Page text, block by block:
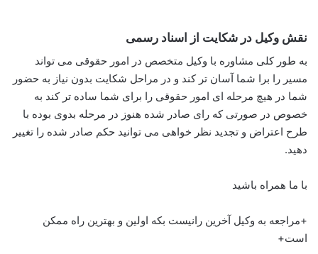
نقش وکیل در شکایت از اسناد رسمی
به طور کلی مشاوره با وکیل متخصص در امور حقوقی می تواند
مسیر را برا شما آسان تر کند و در مراحل شکایت بدون نیاز به حضور
شما در هیچ مرحله ای امور حقوقی را برای شما ساده تر کند به
خصوص در صورتی که رای صادر شده هنوز در مرحله بدوی بوده با
طرح اعتراض و تجدید نظر خواهی می توانید حکم صادر شده را تغییر
دهید.
با ما همراه باشید
+مراجعه به وکیل آخرین رانیست بکه اولین و بهترین راه ممکن
است+